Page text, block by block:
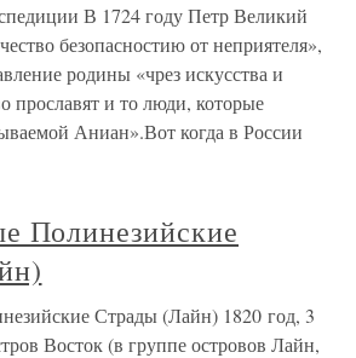
В 1724 году Петр Великий
безопасностию от неприятеля»,
родины «чрез искусства и
прославят и то люди, которые
Аниан».Вот когда в России
Полинезийские
Страды (Лайн) 1820 год, 3
Восток (в группе островов Лайн,